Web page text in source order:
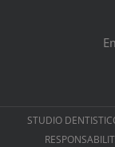
STUDIO